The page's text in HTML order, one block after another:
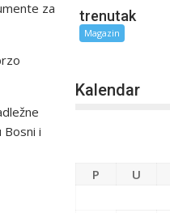
za
i
trenutak
Magazin
Kalendar
P U